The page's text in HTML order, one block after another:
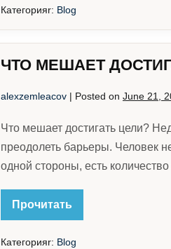
Категорияr: Blog
ЧТО МЕШАЕТ
alexzemleacov | Posted on June 21,
Что мешает достигать цели?
преодолеть барьеры. Человек
одной стороны, есть
Прочитать
Категорияr: Blog